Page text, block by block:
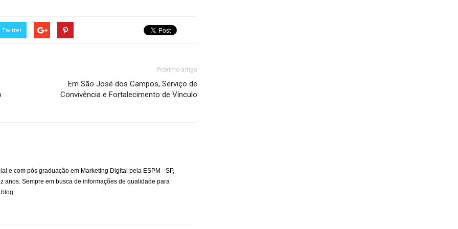
Twitter
Próximo artigo
Em São José dos Campos, Serviço de
Convivência e Fortalecimento de Vínculo
e com pós graduação em Marketing Digital pela ESPM - SP,
anos. Sempre em busca de informações de qualidade para